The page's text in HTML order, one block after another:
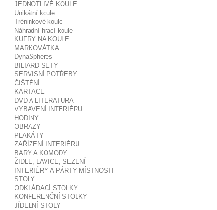
JEDNOTLIVÉ KOULE
Unikátní koule
Tréninkové koule
Náhradní hrací koule
KUFRY NA KOULE
MARKOVÁTKA
DynaSpheres
BILIARD SETY
SERVISNÍ POTŘEBY
ČIŠTĚNÍ
KARTÁČE
DVD A LITERATURA
VYBAVENÍ INTERIÉRU
HODINY
OBRAZY
PLAKÁTY
ZAŘÍZENÍ INTERIÉRU
BARY A KOMODY
ŽIDLE, LAVICE, SEZENÍ
INTERIÉRY A PÁRTY MÍSTNOSTI
STOLY
ODKLÁDACÍ STOLKY
KONFERENČNÍ STOLKY
JÍDELNÍ STOLY